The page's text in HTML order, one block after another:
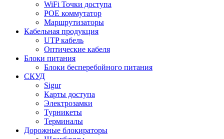
WiFi Точки доступа
POE коммутатор
Маршрутизаторы
Кабельная продукция
UTP кабель
Оптические кабеля
Блоки питания
Блоки бесперебойного питания
СКУД
Sigur
Карты доступа
Электрозамки
Турникеты
Терминалы
Дорожные блокираторы